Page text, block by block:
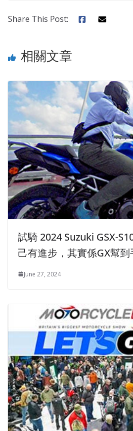
Share This Post:
相關文章
試騎 2024 Suzuki GSX-
己有進步，其實係GX幫到
June 27, 2024